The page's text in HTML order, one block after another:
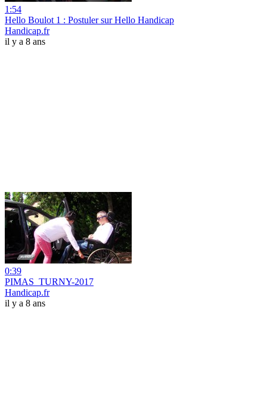
1:54
Hello Boulot 1 : Postuler sur Hello Handicap
Handicap.fr
il y a 8 ans
0:39
PIMAS_TURNY-2017
Handicap.fr
il y a 8 ans